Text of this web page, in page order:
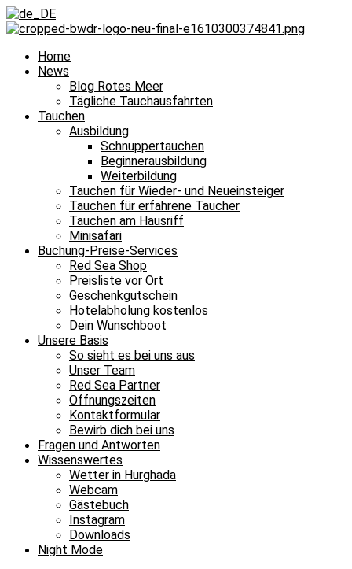
Home
News
Blog Rotes Meer
Tägliche Tauchausfahrten
Tauchen
Ausbildung
Schnuppertauchen
Beginnerausbildung
Weiterbildung
Tauchen für Wieder- und Neueinsteiger
Tauchen für erfahrene Taucher
Tauchen am Hausriff
Minisafari
Buchung-Preise-Services
Red Sea Shop
Preisliste vor Ort
Geschenkgutschein
Hotelabholung kostenlos
Dein Wunschboot
Unsere Basis
So sieht es bei uns aus
Unser Team
Red Sea Partner
Öffnungszeiten
Kontaktformular
Bewirb dich bei uns
Fragen und Antworten
Wissenswertes
Wetter in Hurghada
Webcam
Gästebuch
Instagram
Downloads
Night Mode